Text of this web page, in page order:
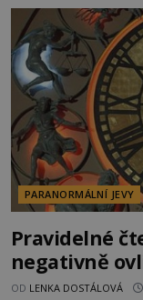
2000 svěřuje
příčinou jej
PARANORMÁLNÍ JEVY
Pravidelné
negativně
OD LENKA DOSTÁLOVÁ